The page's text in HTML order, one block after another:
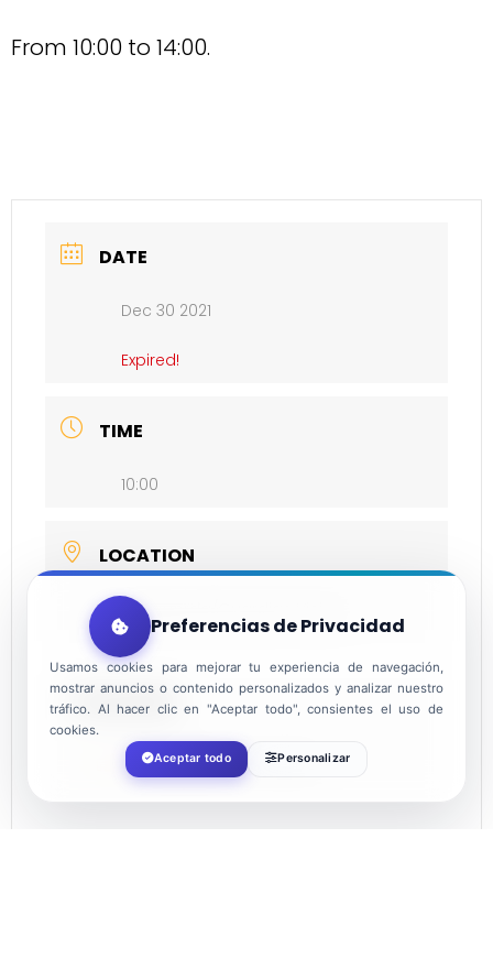
From 10:00 to 14:00.
DATE
Dec 30 2021
Expired!
TIME
10:00
LOCATION
Matagorda/Guardias Viejas
ORGANIZER
AYUNTAMIENTO DE EL EJIDO
Preferencias de Privacidad
Usamos cookies para mejorar tu experiencia de navegación,
mostrar anuncios o contenido personalizados y analizar nuestro
tráfico. Al hacer clic en "Aceptar todo", consientes el uso de
cookies.
Aceptar todo Personalizar